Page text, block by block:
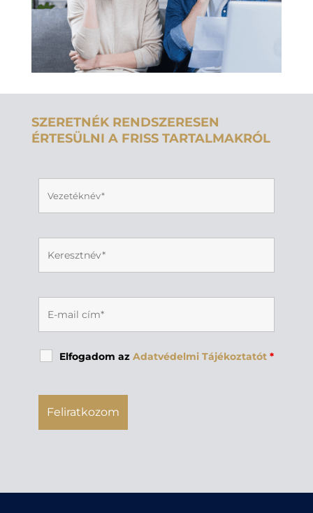
SZERETNÉK RENDSZERESEN
ÉRTESÜLNI A FRISS TARTALMAKRÓL
Elfogadom az Adatvédelmi Tájékoztatót *